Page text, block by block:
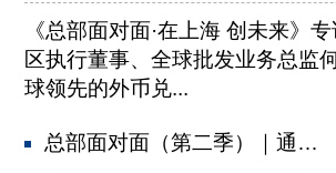
《总部面对面·在上海 创未来》
区执行董事、全球批发业务总监
球领先的外币兑...
总部面对面（第二季）｜通济隆：依托金...